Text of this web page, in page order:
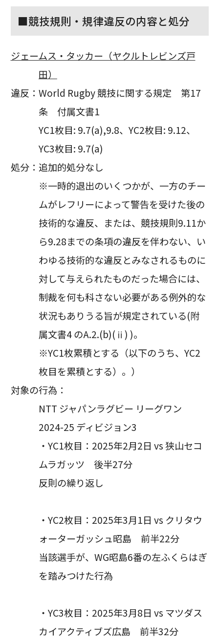
■競技規則・規律違反の内容と処分
ジェームス・タッカー（ヤクルトレビンズ戸
田）
違反：World Rugby 競技に関する規定 第17
条 付属文書1
YC1枚目: 9.7(a),9.8、YC2枚目: 9.12、
YC3枚目: 9.7(a)
処分：追加的処分なし
※一時的退出のいくつかが、一方のチー
ムがレフリーによって警告を受けた後の
技術的な違反、または、競技規則9.11か
ら9.28までの条項の違反を伴わない、い
わゆる技術的な違反とみなされるものに
対して与えられたものだった場合には、
制裁を何も科さない必要がある例外的な
状況もありうる旨が規定されている(附
属文書4 のA.2.(b)(ⅱ) )。
※YC1枚累積とする（以下のうち、YC2
枚目を累積とする）。）
対象の行為：
NTT ジャパンラグビー リーグワン
2024-25 ディビジョン3
・YC1枚目：2025年2月2日 vs 狭山セコ
ムラガッツ 後半27分
反則の繰り返し
・YC2枚目：2025年3月1日 vs クリタウ
ォーターガッシュ昭島 前半22分
当該選手が、WG昭島6番の左ふくらはぎ
を踏みつけた行為
・YC3枚目：2025年3月8日 vs マツダス
カイアクティブズ広島 前半32分